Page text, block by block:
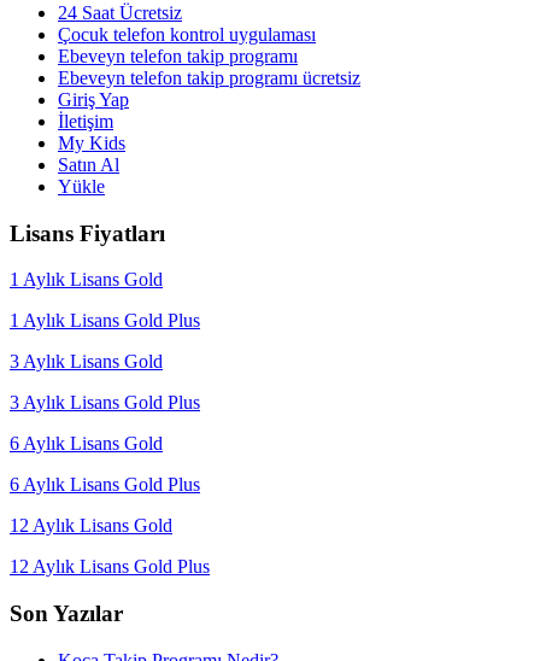
24 Saat Ücretsiz
Çocuk telefon kontrol uygulaması
Ebeveyn telefon takip programı
Ebeveyn telefon takip programı ücretsiz
Giriş Yap
İletişim
My Kids
Satın Al
Yükle
Lisans Fiyatları
1 Aylık Lisans Gold
1 Aylık Lisans Gold Plus
3 Aylık Lisans Gold
3 Aylık Lisans Gold Plus
6 Aylık Lisans Gold
6 Aylık Lisans Gold Plus
12 Aylık Lisans Gold
12 Aylık Lisans Gold Plus
Son Yazılar